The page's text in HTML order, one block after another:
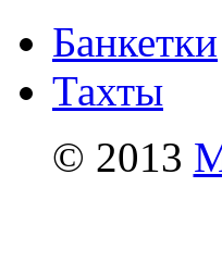
Банкетки
Тахты
© 2013